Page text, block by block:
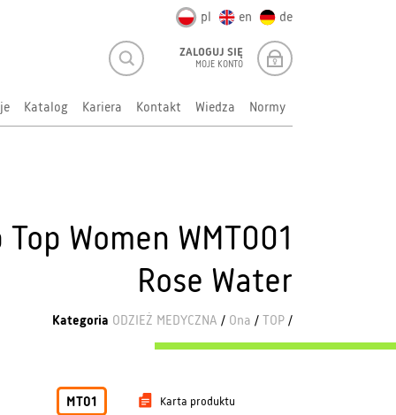
pl en de
ZALOGUJ SIĘ
MOJE KONTO
Katalog Kariera Kontakt Wiedza Normy
Women WMT001
Rose Water
Kategoria ODZIEŻ MEDYCZNA / Ona / TOP /
MT01 Karta produktu